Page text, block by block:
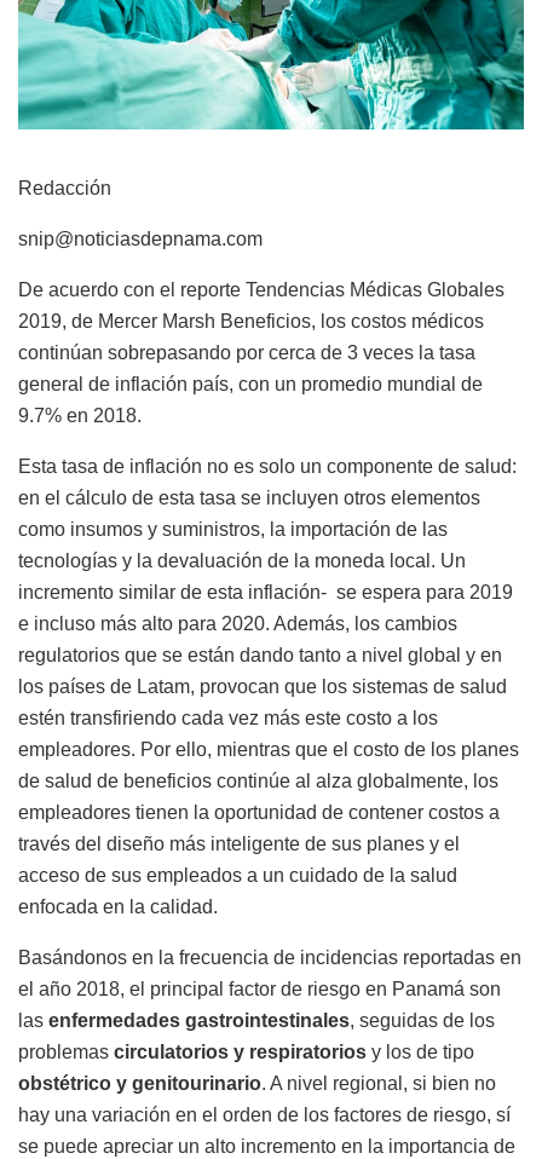
Redacción
snip@noticiasdepnama.com
De acuerdo con el reporte Tendencias Médicas Globales
2019, de Mercer Marsh Beneficios, los costos médicos
continúan sobrepasando por cerca de 3 veces la tasa
general de inflación país, con un promedio mundial de
9.7% en 2018.
Esta tasa de inflación no es solo un componente de salud:
en el cálculo de esta tasa se incluyen otros elementos
como insumos y suministros, la importación de las
tecnologías y la devaluación de la moneda local. Un
incremento similar de esta inflación- se espera para 2019
e incluso más alto para 2020. Además, los cambios
regulatorios que se están dando tanto a nivel global y en
los países de Latam, provocan que los sistemas de salud
estén transfiriendo cada vez más este costo a los
empleadores. Por ello, mientras que el costo de los planes
de salud de beneficios continúe al alza globalmente, los
empleadores tienen la oportunidad de contener costos a
través del diseño más inteligente de sus planes y el
acceso de sus empleados a un cuidado de la salud
enfocada en la calidad.
Basándonos en la frecuencia de incidencias reportadas en
el año 2018, el principal factor de riesgo en Panamá son
las enfermedades gastrointestinales, seguidas de los
problemas circulatorios y respiratorios y los de tipo
obstétrico y genitourinario. A nivel regional, si bien no
hay una variación en el orden de los factores de riesgo, sí
se puede apreciar un alto incremento en la importancia de